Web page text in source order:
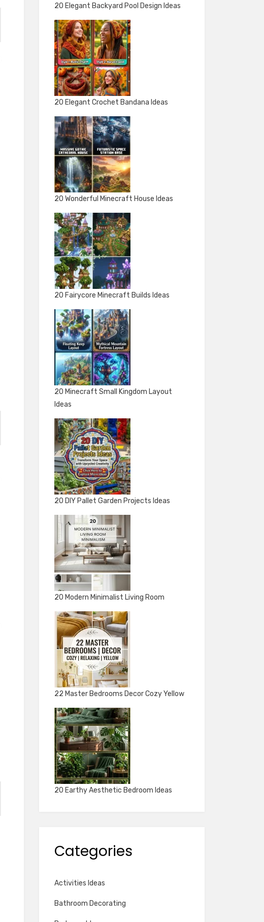
20 Elegant Backyard Pool Design Ideas
20 Elegant Crochet Bandana Ideas
20 Wonderful Minecraft House Ideas
20 Fairycore Minecraft Builds Ideas
20 Minecraft Small Kingdom Layout
Ideas
20 DIY Pallet Garden Projects Ideas
20 Modern Minimalist Living Room
22 Master Bedrooms Decor Cozy Yellow
20 Earthy Aesthetic Bedroom Ideas
Categories
Activities Ideas
Bathroom Decorating